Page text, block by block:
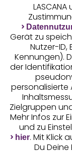
Geprüfte
Unsere
LASCANA
Gerät zu
Nutzer-
Kennungen).
der
personalisierte
Zielgruppen
Mehr Infos zur
und zu
hier. Mit Klick
Du